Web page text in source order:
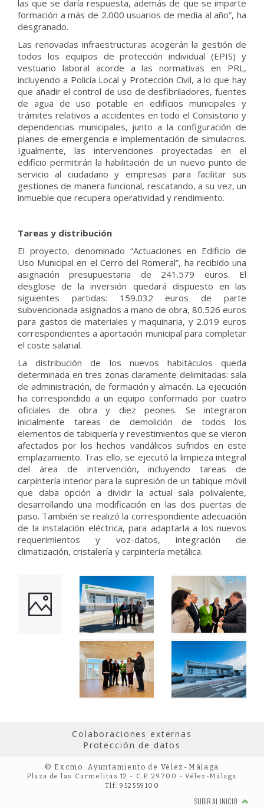
las que se daría respuesta, además de que se imparte
formación a más de 2.000 usuarios de media al año”, ha
desgranado.
Las renovadas infraestructuras acogerán la gestión de
todos los equipos de protección individual (EPIS) y
vestuario laboral acorde a las normativas en PRL,
incluyendo a Policía Local y Protección Civil, a lo que hay
que añadir el control de uso de desfibriladores, fuentes
de agua de uso potable en edificios municipales y
trámites relativos a accidentes en todo el Consistorio y
dependencias municipales, junto a la configuración de
planes de emergencia e implementación de simulacros.
Igualmente, las intervenciones proyectadas en el
edificio permitirán la habilitación de un nuevo punto de
servicio al ciudadano y empresas para facilitar sus
gestiones de manera funcional, rescatando, a su vez, un
inmueble que recupera operatividad y rendimiento.
Tareas y distribución
El proyecto, denominado “Actuaciones en Edificio de
Uso Municipal en el Cerro del Romeral”, ha recibido una
asignación presupuestaria de 241.579 euros. El
desglose de la inversión quedará dispuesto en las
siguientes partidas: 159.032 euros de parte
subvencionada asignados a mano de obra, 80.526 euros
para gastos de materiales y maquinaria, y 2.019 euros
correspondientes a aportación municipal para completar
el coste salarial.
La distribución de los nuevos habitáculos queda
determinada en tres zonas claramente delimitadas: sala
de administración, de formación y almacén. La ejecución
ha correspondido a un equipo conformado por cuatro
oficiales de obra y diez peones. Se integraron
inicialmente tareas de demolición de todos los
elementos de tabiquería y revestimientos que se vieron
afectados por los hechos vandálicos sufridos en este
emplazamiento. Tras ello, se ejecutó la limpieza integral
del área de intervención, incluyendo tareas de
carpintería interior para la supresión de un tabique móvil
que daba opción a dividir la actual sala polivalente,
desarrollando una modificación en las dos puertas de
paso. También se realizó la correspondiente adecuación
de la instalación eléctrica, para adaptarla a los nuevos
requerimientos y voz-datos, integración de
climatización, cristalería y carpintería metálica.
Colaboraciones externas
Protección de datos
© Excmo. Ayuntamiento de Vélez-Málaga
Plaza de las Carmelitas 12 - C.P. 29700 - Vélez-Málaga
Tlf: 952559100
SUBIR AL INICIO